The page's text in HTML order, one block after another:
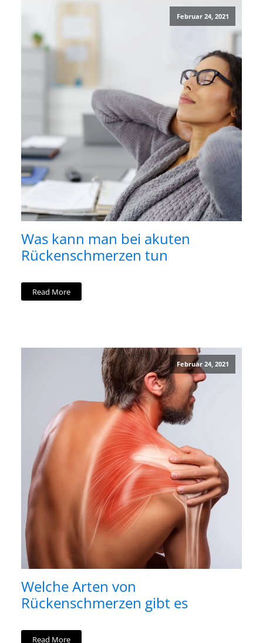
Februar 24, 2021
Was kann man bei akuten
Rückenschmerzen tun
Read More
Februar 24, 2021
Welche Arten von
Rückenschmerzen gibt es
Read More